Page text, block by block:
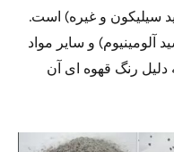
سیلیکون و غیره) است.
آلومینیوم) و سایر مواد
دلیل رنگ قهوه ای آن